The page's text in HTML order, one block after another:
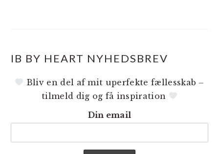
IB BY HEART NYHEDSBREV
Bliv en del af mit uperfekte fællesskab –
tilmeld dig og få inspiration
Din email